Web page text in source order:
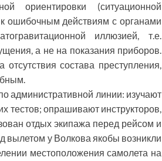
ориентировки (ситуационной
ошибочным действиям с органами
иллюзией, т.е.
а не на показания приборов.
состава преступления,
административной линии: изучают
тестов; опрашивают инструкторов,
отдых экипажа перед рейсом и
вылетом у Волкова якобы возникли
местоположения самолета на